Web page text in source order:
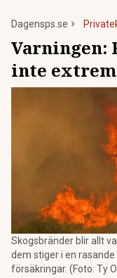
Dagensps.se
Varningen:
inte
Skogsbränder blir allt
dem stiger i en
försäkringar. (Foto: Ty